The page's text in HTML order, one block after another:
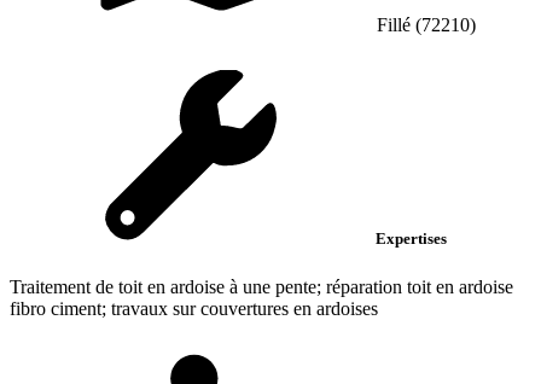
Fillé (72210)
Expertises
Traitement de toit en ardoise à une pente; réparation toit en ardoise
fibro ciment; travaux sur couvertures en ardoises